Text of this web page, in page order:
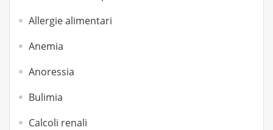
Allergie alimentari
Anemia
Anoressia
Bulimia
Calcoli renali